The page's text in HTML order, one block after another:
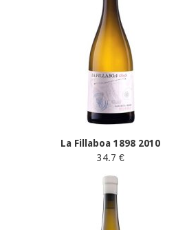
La Fillaboa 1898 2010
34.7 €